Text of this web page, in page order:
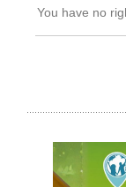
You have no